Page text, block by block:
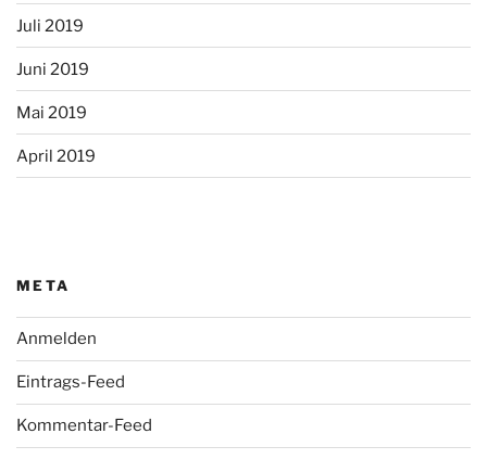
Juli 2019
Juni 2019
Mai 2019
April 2019
META
Anmelden
Eintrags-Feed
Kommentar-Feed